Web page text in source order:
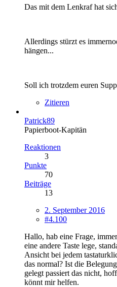
Das mit dem Lenkraf hat
Allerdings stürzt es
hängen...
Soll ich trotzdem euren
Zitieren
Patrick89
Papierboot-Kapitän
Reaktionen
3
Punkte
70
Beiträge
13
2. September 2016
#4.100
Hallo, hab eine Frage,
eine andere Taste lege,
Ansicht bei jedem
das normal? Ist die
gelegt passiert das nicht,
könnt mir helfen.